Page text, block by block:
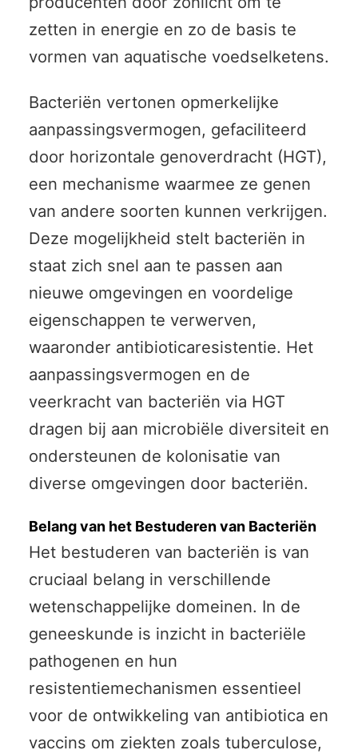
zetten in energie en zo de basis te
vormen van aquatische voedselketens.
Bacteriën vertonen opmerkelijke
aanpassingsvermogen, gefaciliteerd
door horizontale genoverdracht (HGT),
een mechanisme waarmee ze genen
van andere soorten kunnen verkrijgen.
Deze mogelijkheid stelt bacteriën in
staat zich snel aan te passen aan
nieuwe omgevingen en voordelige
eigenschappen te verwerven,
waaronder antibioticaresistentie. Het
aanpassingsvermogen en de
veerkracht van bacteriën via HGT
dragen bij aan microbiële diversiteit en
ondersteunen de kolonisatie van
diverse omgevingen door bacteriën.
Belang van het Bestuderen van Bacteriën
Het bestuderen van bacteriën is van
cruciaal belang in verschillende
wetenschappelijke domeinen. In de
geneeskunde is inzicht in bacteriële
pathogenen en hun
resistentiemechanismen essentieel
voor de ontwikkeling van antibiotica en
vaccins om ziekten zoals tuberculose,